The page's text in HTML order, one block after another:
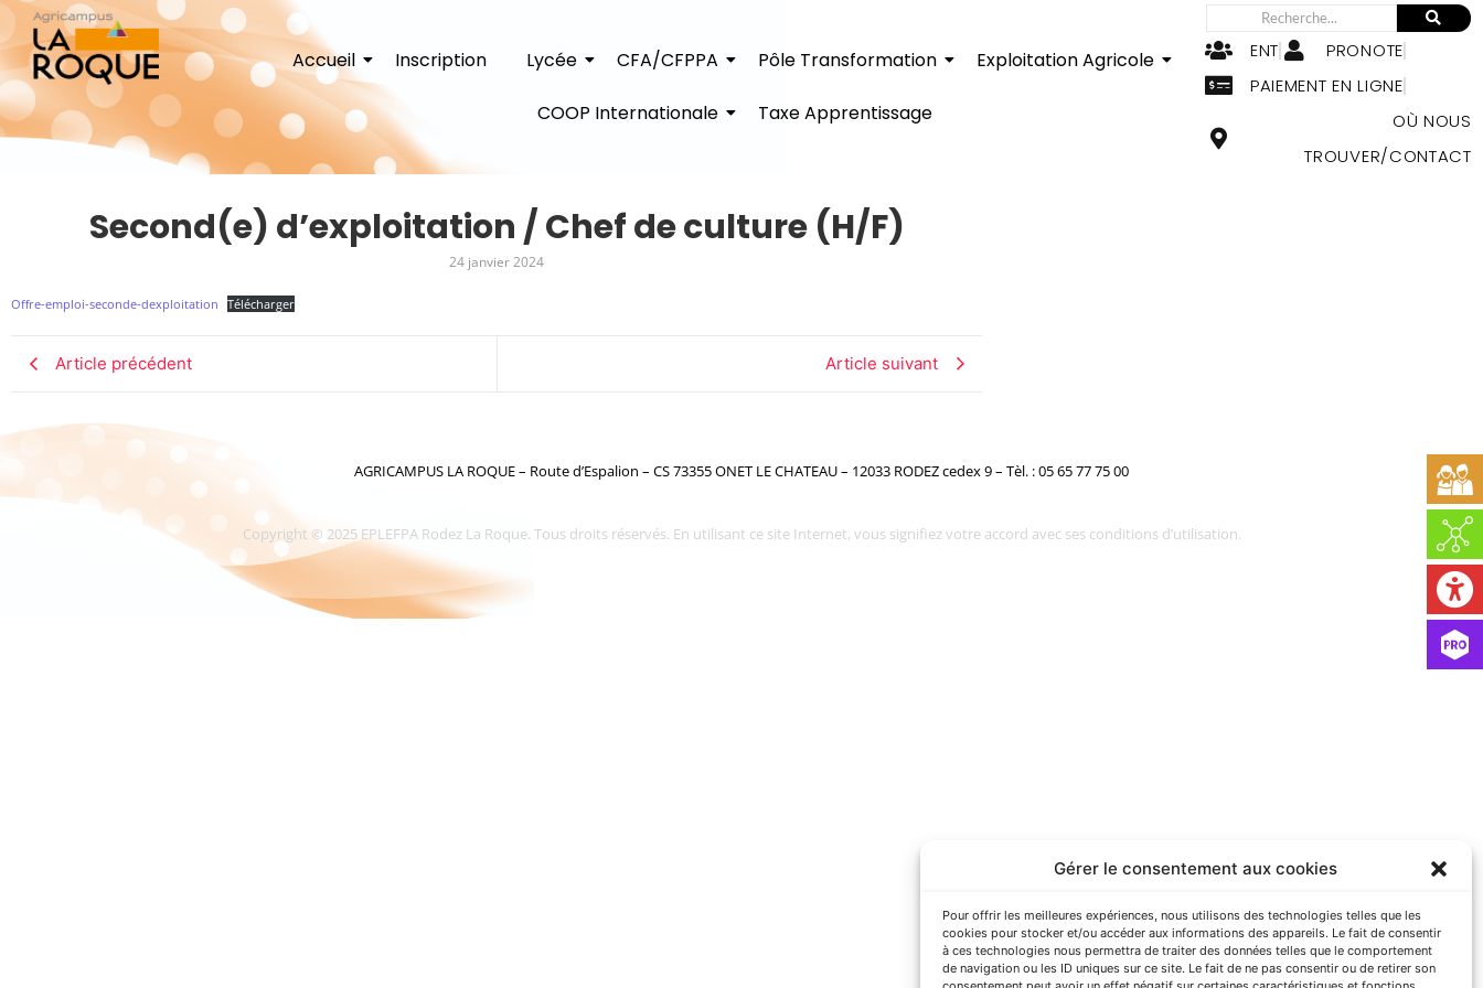
Gérer le consentement aux cookies
Pour offrir les meilleures expériences, nous utilisons des technologies telles que les
cookies pour stocker et/ou accéder aux informations des appareils. Le fait de consentir
à ces technologies nous permettra de traiter des données telles que le comportement
de navigation ou les ID uniques sur ce site. Le fait de ne pas consentir ou de retirer son
Accueil Inscription Lycée CFA/CFPPA Pôle Transformation Exploitation Agricole
COOP Internationale Taxe Apprentissage
ENT
PRONOTE
PAIEMENT EN LIGNE
OÙ NOUS
TROUVER/CONTACT
Second(e) d’exploitation / Chef de culture (H/F)
24 janvier 2024
Offre-emploi-seconde-dexploitation Télécharger
Article précédent Article suivant
AGRICAMPUS LA ROQUE – Route d’Espalion – CS 73355 ONET LE CHATEAU – 12033 RODEZ cedex 9 – Tèl. : 05 65 77 75 00
Copyright © 2025 EPLEFPA Rodez La Roque. Tous droits réservés. En utilisant ce site Internet, vous signifiez votre accord avec ses conditions d’utilisation.